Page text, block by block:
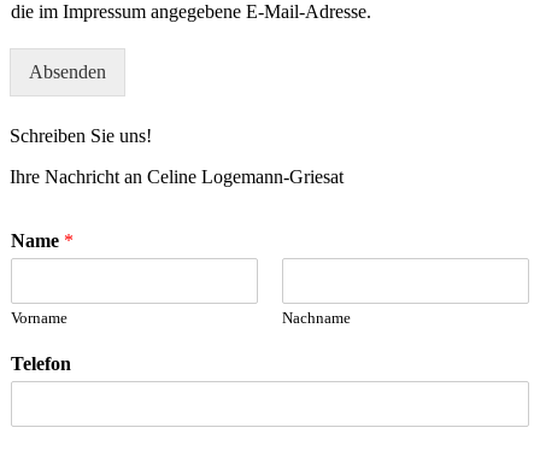
die im Impressum angegebene E-Mail-Adresse.
Absenden
Schreiben Sie uns!
Ihre Nachricht an Celine Logemann-Griesat
Name *
Vorname Nachname
Telefon